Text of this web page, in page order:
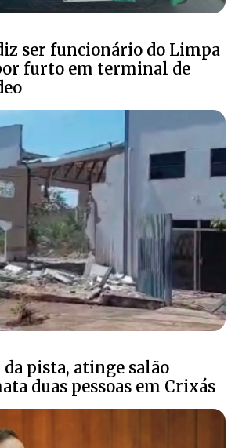
ser funcionário do Limpa
furto em terminal de
pista, atinge salão
duas pessoas em Crixás